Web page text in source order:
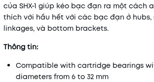
của SHX-1 giúp kéo bạc đạn ra một cách
thích với hầu hết với các bạc đạn ở hubs,
linkages, và bottom brackets.
Thông tin:
Compatible with cartridge bearings
diameters from 6 to 32 mm